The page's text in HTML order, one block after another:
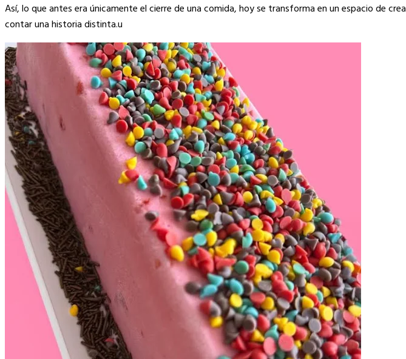
Así, lo que antes era únicamente el cierre de una comida, hoy se transforma en un espacio de
contar una historia distinta.u